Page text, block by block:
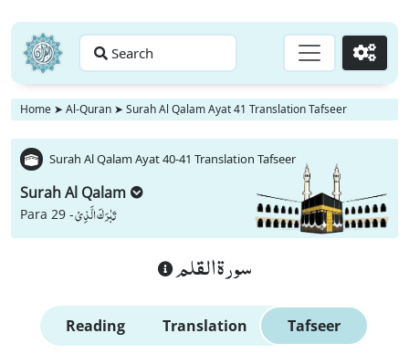
Search Go
Home ➤ Al-Quran ➤ Surah Al Qalam Ayat 41 Translation Tafseer
Surah Al Qalam Ayat 40-41 Translation Tafseer
Surah Al Qalam
Para 29 -تَبٰرَكَ الَّذِیْ
سورة القلم
Reading Translation Tafseer